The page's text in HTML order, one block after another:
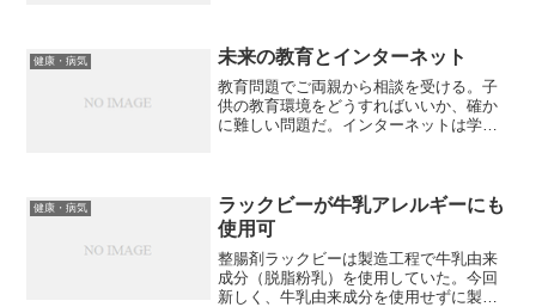
「イマジン」で宗教ってどう...
健康・病気 未来の教育とインターネット
教育問題でご両親から相談を受ける。子
供の教育環境をどうすればいいか、確か
に難しい問題だ。インターネットは学び
まうから、あっという間に...
健康・病気
ラックビーが牛乳アレルギーにも
使用可
整腸剤ラックビーは製造工程で牛乳由来
成分（脱脂粉乳）を使用していた。今回
新しく、牛乳由来成分を使用せずに製造